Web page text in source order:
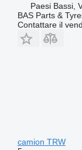
Paesi Bassi,
BAS Parts &
Contattare il
camion TRW